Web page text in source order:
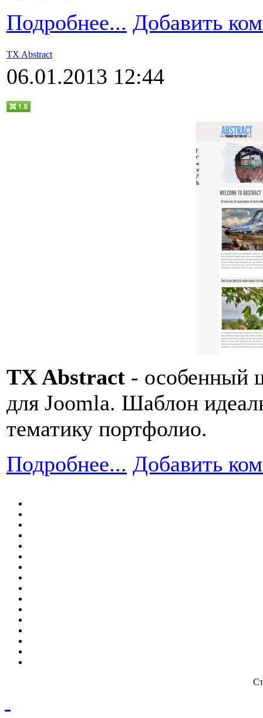
Подробнее... Добавить
TX Abstract
06.01.2013 12:44
TX Abstract - особенный
для Joomla. Шаблон
тематику портфолио.
Подробнее... Добавить